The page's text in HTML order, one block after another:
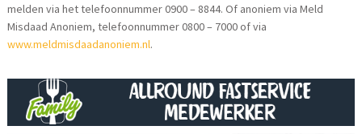
melden via het telefoonnummer 0900 – 8844. Of anoniem via Meld
Misdaad Anoniem, telefoonnummer 0800 – 7000 of via
www.meldmisdaadanoniem.nl.